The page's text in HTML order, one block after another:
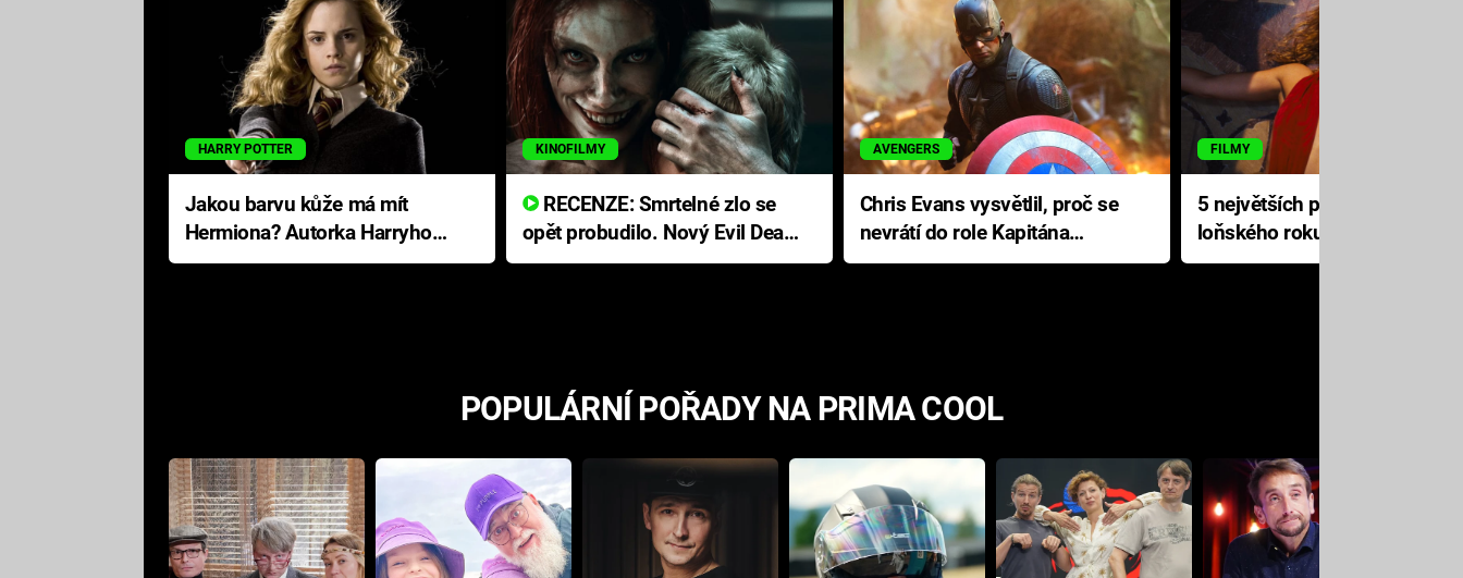
HARRY POTTER
Jakou barvu kůže má mít
Hermiona? Autorka Harryho
Pottera přišla s ráznou
KINOFILMY
RECENZE: Smrtelné zlo se
opět probudilo. Nový Evil Dead
přichází s neodolatelnou
AVENGERS
Chris Evans vysvětlil, proč se
nevrátí do role Kapitána
Ameriky
FILMY
5 největších propadáků
loňského roku: Disney na
jediné katastrofě prodělal 200
POPULÁRNÍ POŘADY NA PRIMA COOL